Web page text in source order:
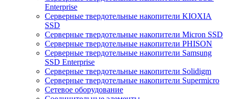
Enterprise
Cерверные твердотельные накопители KIOXIA
SSD
Cерверные твердотельные накопители Micron SSD
Cерверные твердотельные накопители PHISON
Cерверные твердотельные накопители Samsung
SSD Enterprise
Cерверные твердотельные накопители Solidigm
Cерверные твердотельные накопители Supermicro
Cетевое оборудование